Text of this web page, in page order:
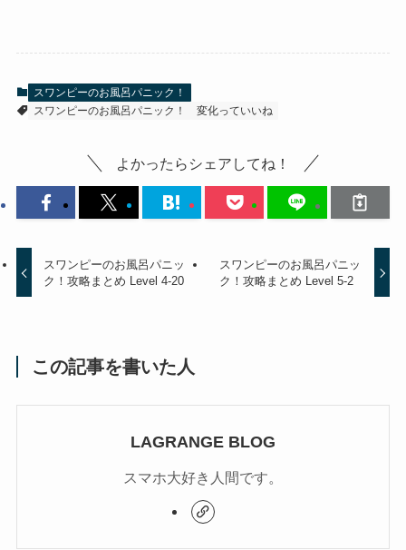
スワンピーのお風呂パニック！
スワンピーのお風呂パニック！
変化っていいね
よかったらシェアしてね！
スワンピーのお風呂パニッ
ク！攻略まとめ Level 4-20
スワンピーのお風呂パニッ
ク！攻略まとめ Level 5-2
この記事を書いた人
LAGRANGE BLOG
スマホ大好き人間です。